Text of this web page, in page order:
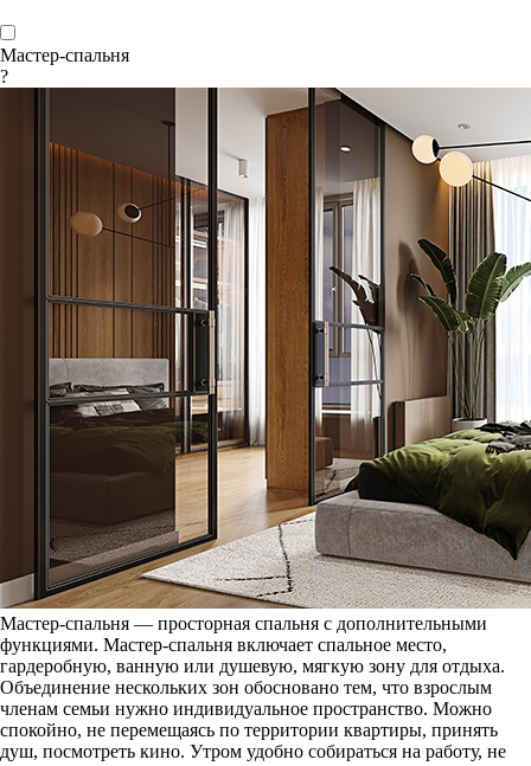
Мастер-спальня
?
Мастер-спальня — просторная спальня с дополнительными
функциями. Мастер-спальня включает спальное место,
гардеробную, ванную или душевую, мягкую зону для отдыха.
Объединение нескольких зон обосновано тем, что взрослым
членам семьи нужно индивидуальное пространство. Можно
спокойно, не перемещаясь по территории квартиры, принять
душ, посмотреть кино. Утром удобно собираться на работу, не